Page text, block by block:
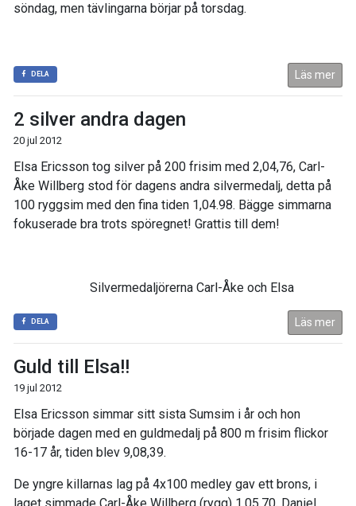
söndag, men tävlingarna börjar på torsdag.
DELA Läs mer
2 silver andra dagen
20 jul 2012
Elsa Ericsson tog silver på 200 frisim med 2,04,76, Carl-
Åke Willberg stod för dagens andra silvermedalj, detta på
100 ryggsim med den fina tiden 1,04.98. Bägge simmarna
fokuserade bra trots spöregnet! Grattis till dem!
Silvermedaljörerna Carl-Åke och Elsa
DELA Läs mer
Guld till Elsa!!
19 jul 2012
Elsa Ericsson simmar sitt sista Sumsim i år och hon
började dagen med en guldmedalj på 800 m frisim flickor
16-17 år, tiden blev 9,08,39.
De yngre killarnas lag på 4x100 medley gav ett brons, i